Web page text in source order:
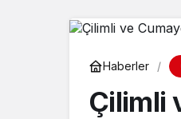
Haberler
Çilimli